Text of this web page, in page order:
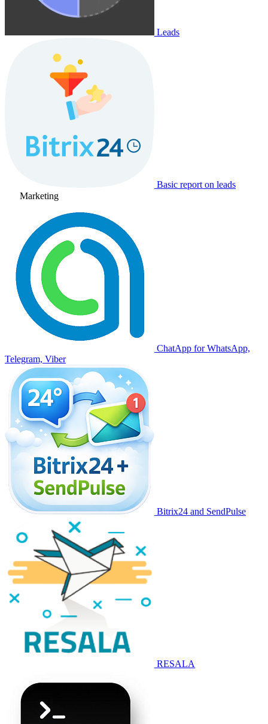
Leads
Basic report on leads
Marketing
ChatApp for WhatsApp,
Telegram, Viber
Bitrix24 and SendPulse
RESALA